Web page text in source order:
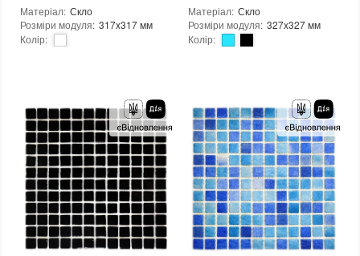
Матеріал: Скло
Розміри модуля: 317x317 мм
Колір:
Основа: Папір, Сітка
Призначення:
В інтер'єрі, Для лазні, Для басейну, Для ванної кімнати та туалету, Для вітальні, Для душової, Для кухні, Для спальні, Для фартуха, Для фасаду, Для хамама
Кількість модулів у упаковці:
20 шт.
Розмір чіпа: 25x25 мм
Товщина чіпа: 4 мм
Площа модуля: 0,1 м²
Країна виробника: Україна
Бренд: AquaMo
Тип поверхні: Глянцева
новий
Матеріал: Скло
Розміри модуля: 327x327 мм
Колір:
Основа: Сітка
Кількість модулів у упаковці:
20 шт.
Вага модуля: 0.865 кг
Розмір чіпа: 15x15 мм
Товщина чіпа: 4 мм
Площа модуля: 0,107 м²
Країна виробника: Китай
Бренд: Mozaico de Lux
Тип поверхні:
Глянцева, Неглазурована
новий